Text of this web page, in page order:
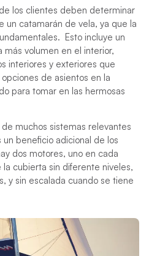
los clientes deben determinar
un catamarán de vela, ya que la
Esto incluye un
volumen en el interior,
interiores y exteriores que
de asientos en la
para tomar en las hermosas
de muchos sistemas relevantes
beneficio adicional de los
dos motores, uno en cada
cubierta sin diferente niveles,
y sin escalada cuando se tiene